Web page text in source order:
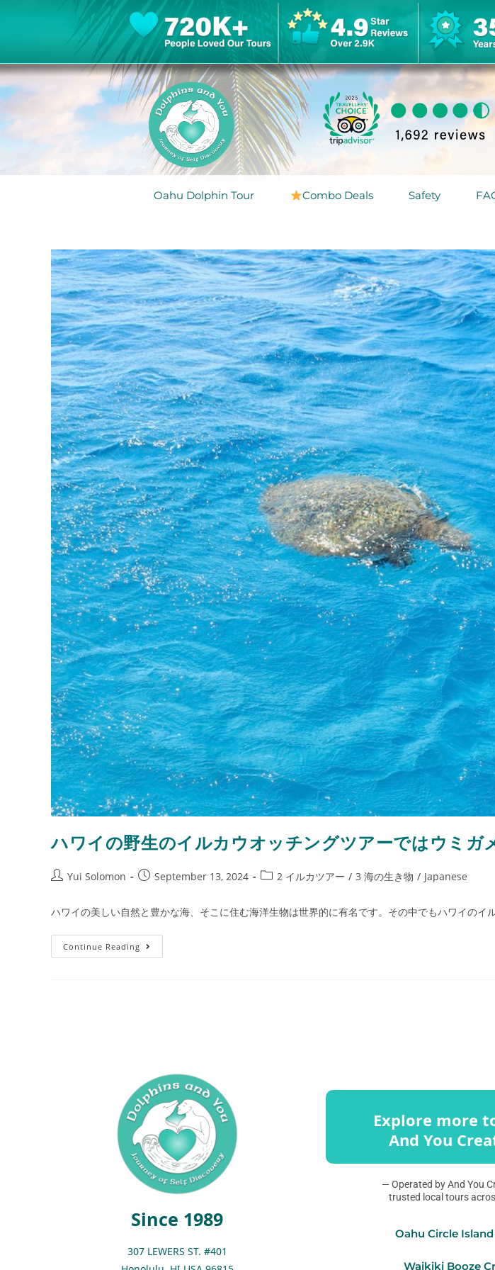
Oahu Dolphin Tour Combo Deals Safety
ハワイの野生のイルカウオッチングツアーではウミガ
Yui Solomon September 13, 2024 2 イルカツアー / 3 海の生き物 / Japanese
ハワイの美しい自然と豊かな海、そこに住む海洋生物は世界的に有名です。その中でもハワイのイ
Continue Reading
Since 1989
307 LEWERS ST. #401
Explore more
And You
— Operated by And You
trusted local tours
Oahu Circle
Waikiki Booze